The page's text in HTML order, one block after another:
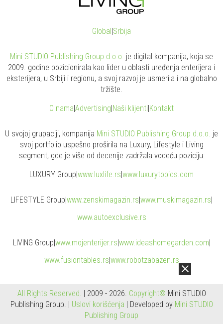
Global|Srbija
Mini STUDIO Publishing Group d.o.o. je digital kompanija, koja se
2009. godine pozicionirala kao lider u oblasti uređenja enterijera i
eksterijera, u Srbiji i regionu, a svoj razvoj je usmerila i na globalno
tržište.
O nama|Advertising|Naši klijenti|Kontakt
U svojoj grupaciji, kompanija Mini STUDIO Publishing Group d.o.o. je
svoj portfolio uspešno proširila na Luxury, Lifestyle i Living
segment, gde je više od decenije zadržala vodeću poziciju:
LUXURY Group|www. luxlife .rs|www. luxurytopics .com
LIFESTYLE Group|www. zenskimagazin.rs|www. muskimagazin.rs|
www. autoexclusive.rs
LIVING Group|www. mojenterijer.rs|www. ideashomegarden.com|
www. fusiontables .rs|www. robotzabazen .rs
All Rights Reserved. | 2009 - 2026. Copyright© Mini STUDIO
Publishing Group. | Uslovi korišćenja | Developed by Mini STUDIO
Publishing Group